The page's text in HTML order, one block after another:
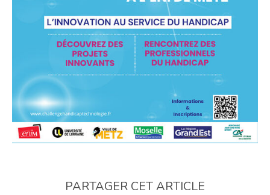
PARTAGER CET ARTICLE